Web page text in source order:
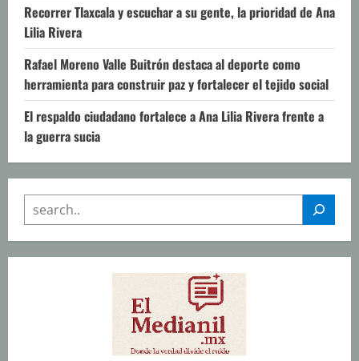
Recorrer Tlaxcala y escuchar a su gente, la prioridad de Ana
Lilia Rivera
Rafael Moreno Valle Buitrón destaca al deporte como
herramienta para construir paz y fortalecer el tejido social
El respaldo ciudadano fortalece a Ana Lilia Rivera frente a
la guerra sucia
SEARCH